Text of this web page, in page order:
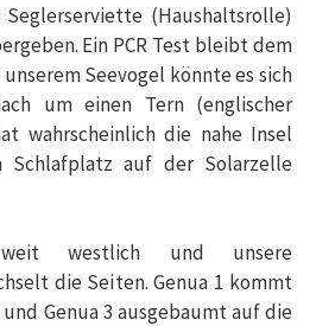
Seglerserviette (Haushaltsrolle)
Ein PCR Test bleibt dem
Seevogel könnte es sich
um einen Tern (englischer
wahrscheinlich die nahe Insel
Schlafplatz auf der Solarzelle
westlich und unsere
die Seiten. Genua 1 kommt
Genua 3 ausgebaumt auf die